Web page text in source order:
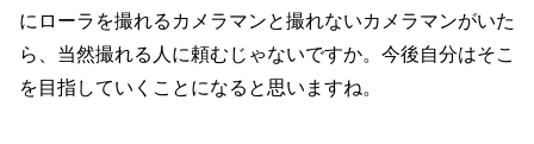
にローラを撮れるカメラマンと撮れないカメラマンがいた
ら、当然撮れる人に頼むじゃないですか。今後自分はそこ
を目指していくことになると思いますね。